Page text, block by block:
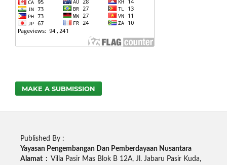
MAKE A SUBMISSION
Published By :
Yayasan Pengembangan Dan Pemberdayaan Nusantara
Alamat : Villa Pasir Mas Blok B 12A, Jl. Jabaru Pasir Kuda,